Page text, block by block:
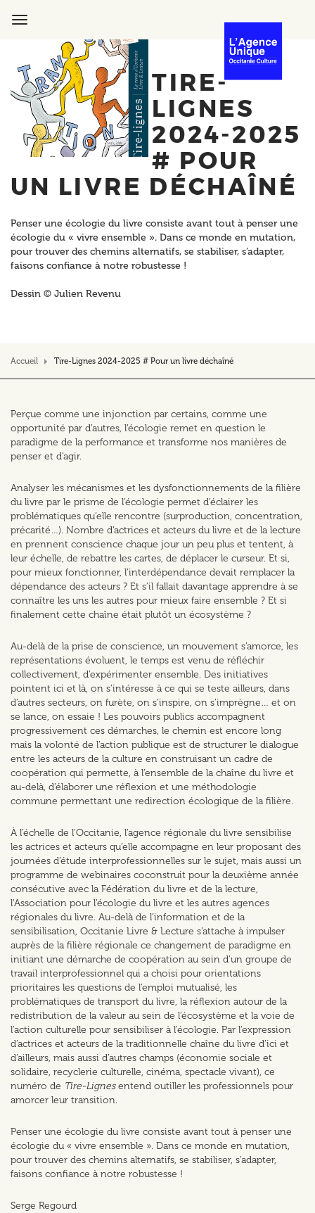
navigation
TIRE-
LIGNES
2024-2025
# POUR
UN LIVRE DÉCHAÎNÉ
Penser une écologie du livre consiste avant tout à penser une
écologie du « vivre ensemble ». Dans ce monde en mutation,
pour trouver des chemins alternatifs, se stabiliser, s’adapter,
faisons confiance à notre robustesse !
Dessin © Julien Revenu
Accueil Tire-Lignes 2024-2025 # Pour un livre déchaîné
Perçue comme une injonction par certains, comme une
opportunité par d’autres, l’écologie remet en question le
paradigme de la performance et transforme nos manières de
penser et d’agir.
Analyser les mécanismes et les dysfonctionnements de la filière
du livre par le prisme de l’écologie permet d’éclairer les
problématiques qu’elle rencontre (surproduction, concentration,
précarité…). Nombre d’actrices et acteurs du livre et de la lecture
en prennent conscience chaque jour un peu plus et tentent, à
leur échelle, de rebattre les cartes, de déplacer le curseur. Et si,
pour mieux fonctionner, l’interdépendance devait remplacer la
dépendance des acteurs ? Et s’il fallait davantage apprendre à se
connaître les uns les autres pour mieux faire ensemble ? Et si
finalement cette chaîne était plutôt un écosystème ?
Au-delà de la prise de conscience, un mouvement s’amorce, les
représentations évoluent, le temps est venu de réfléchir
collectivement, d’expérimenter ensemble. Des initiatives
pointent ici et là, on s’intéresse à ce qui se teste ailleurs, dans
d’autres secteurs, on furète, on s’inspire, on s’imprègne… et on
se lance, on essaie ! Les pouvoirs publics accompagnent
progressivement ces démarches, le chemin est encore long
mais la volonté de l’action publique est de structurer le dialogue
entre les acteurs de la culture en construisant un cadre de
coopération qui permette, à l’ensemble de la chaîne du livre et
au-delà, d’élaborer une réflexion et une méthodologie
commune permettant une redirection écologique de la filière.
À l’échelle de l’Occitanie, l’agence régionale du livre sensibilise
les actrices et acteurs qu’elle accompagne en leur proposant des
journées d’étude interprofessionnelles sur le sujet, mais aussi un
programme de webinaires coconstruit pour la deuxième année
consécutive avec la Fédération du livre et de la lecture,
l’Association pour l’écologie du livre et les autres agences
régionales du livre. Au-delà de l’information et de la
sensibilisation, Occitanie Livre & Lecture s’attache à impulser
auprès de la filière régionale ce changement de paradigme en
initiant une démarche de coopération au sein d’un groupe de
travail interprofessionnel qui a choisi pour orientations
prioritaires les questions de l’emploi mutualisé, les
problématiques de transport du livre, la réflexion autour de la
redistribution de la valeur au sein de l’écosystème et la voie de
l’action culturelle pour sensibiliser à l’écologie. Par l’expression
d’actrices et acteurs de la traditionnelle chaîne du livre d’ici et
d’ailleurs, mais aussi d’autres champs (économie sociale et
solidaire, recyclerie culturelle, cinéma, spectacle vivant), ce
numéro de Tire-Lignesentend outiller les professionnels pour
amorcer leur transition.
Penser une écologie du livre consiste avant tout à penser une
écologie du « vivre ensemble ». Dans ce monde en mutation,
pour trouver des chemins alternatifs, se stabiliser, s’adapter,
faisons confiance à notre robustesse !
Serge Regourd